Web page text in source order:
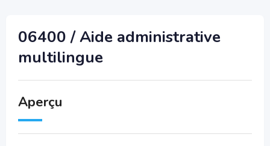
06400 / Aide administrative
multilingue
Aperçu